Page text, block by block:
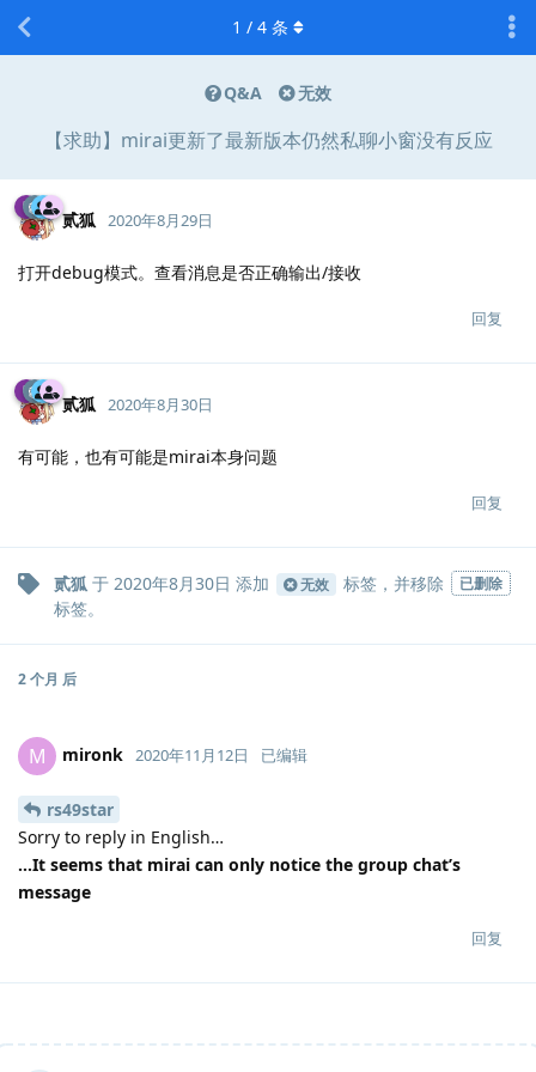
Q&A 无效
【求助】mirai更新了最新版本仍然私聊小窗没有反应
1 / 4 条
贰狐 2020年8月29日
打开debug模式。查看消息是否正确输出/接收
回复
贰狐 2020年8月30日
有可能，也有可能是mirai本身问题
回复
贰狐 于 2020年8月30日 添加 无效 标签，并移除 已删除
标签。
2 个月 后
M mironk 2020年11月12日 已编辑
rs49star
Sorry to reply in English…
…It seems that mirai can only notice the group chat’s
message
回复